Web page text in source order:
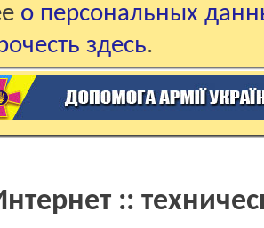
о персональных
здесь.
::